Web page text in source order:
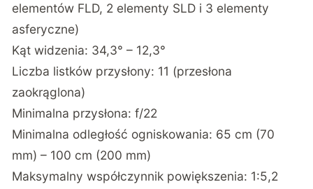
elementów FLD, 2 elementy SLD i 3 elementy
asferyczne)
Kąt widzenia: 34,3° – 12,3°
Liczba listków przysłony: 11 (przesłona
zaokrąglona)
Minimalna przysłona: f/22
Minimalna odległość ogniskowania: 65 cm (70
mm) – 100 cm (200 mm)
Maksymalny współczynnik powiększenia: 1:5,2